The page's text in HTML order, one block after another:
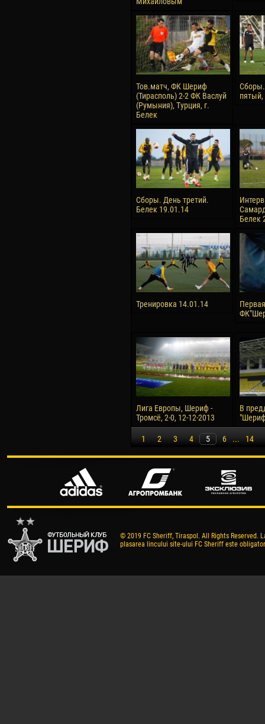
Тов.матч, ФК Шериф
(Тирасполь) 2-2 ФК Васлуй
(Румыния), Турция, г.
Белек
пятый,
Сборы. День третий.
Белек 19.01.14
Белек
Тренировка 14.01.14
Лига Европы, Шериф -
Тромсё, 2-0, 12-12-2013
В
1 2 3 4 5 6 ... 14
© 2019 FC Sheriff, Tiraspol. All Rights
plasarea lincului site-ului FC Sheriff este